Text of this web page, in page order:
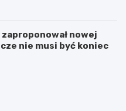
nowej
nie musi być koniec